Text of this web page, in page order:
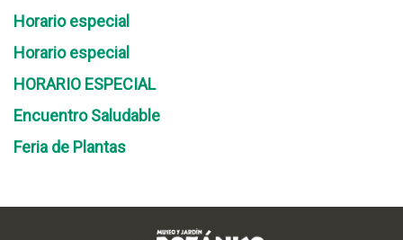
Horario especial
Horario especial
HORARIO ESPECIAL
Encuentro Saludable
Feria de Plantas